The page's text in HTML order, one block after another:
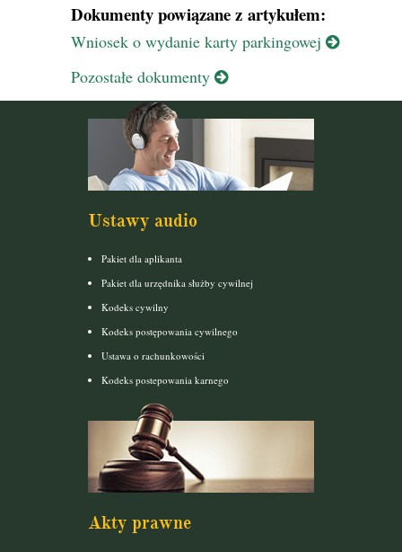
Dokumenty powiązane z artykułem:
Wniosek o wydanie karty parkingowej
Pozostałe dokumenty
Ustawy audio
Pakiet dla aplikanta
Pakiet dla urzędnika służby cywilnej
Kodeks cywilny
Kodeks postępowania cywilnego
Ustawa o rachunkowości
Kodeks postepowania karnego
Akty prawne